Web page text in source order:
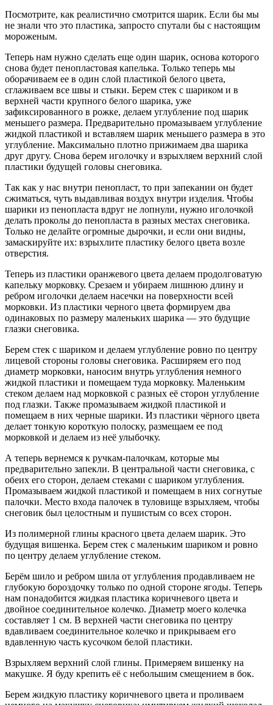
Посмотрите, как реалистично смотрится шарик. Если бы мы
не знали что это пластика, запросто спутали бы с настоящим
мороженым.
Теперь нам нужно сделать еще один шарик, основа которого
снова будет пенопластовая капелька. Только теперь мы
оборачиваем ее в один слой пластикой белого цвета,
сглаживаем все швы и стыки. Берем стек с шариком и в
верхней части крупного белого шарика, уже
зафиксированного в рожке, делаем углубление под шарик
меньшего размера. Предварительно промазываем углубление
жидкой пластикой и вставляем шарик меньшего размера в это
углубление. Максимально плотно прижимаем два шарика
друг другу. Снова берем иголочку и взрыхляем верхний слой
пластики будущей головы снеговика.
Так как у нас внутри пенопласт, то при запекании он будет
сжиматься, чуть выдавливая воздух внутри изделия. Чтобы
шарики из пенопласта вдруг не лопнули, нужно иголочкой
делать проколы до пенопласта в разных местах снеговика.
Только не делайте огромные дырочки, и если они видны,
замаскируйте их: взрыхлите пластику белого цвета возле
отверстия.
Теперь из пластики оранжевого цвета делаем продолговатую
капельку морковку. Срезаем и убираем лишнюю длину и
ребром иголочки делаем насечки на поверхности всей
морковки. Из пластики черного цвета формируем два
одинаковых по размеру маленьких шарика — это будущие
глазки снеговика.
Берем стек с шариком и делаем углубление ровно по центру
лицевой стороны головы снеговика. Расширяем его под
диаметр морковки, наносим внутрь углубления немного
жидкой пластики и помещаем туда морковку. Маленьким
стеком делаем над морковкой с разных её сторон углубление
под глазки. Также промазываем жидкой пластикой и
помещаем в них черные шарики. Из пластики чёрного цвета
делает тонкую короткую полоску, размещаем ее под
морковкой и делаем из неё улыбочку.
А теперь вернемся к ручкам-палочкам, которые мы
предварительно запекли. В центральной части снеговика, с
обеих его сторон, делаем стеками с шариком углубления.
Промазываем жидкой пластикой и помещаем в них согнутые
палочки. Место входа палочек в туловище взрыхляем, чтобы
снеговик был целостным и пушистым со всех сторон.
Из полимерной глины красного цвета делаем шарик. Это
будущая вишенка. Берем стек с маленьким шариком и ровно
по центру делаем углубление стеком.
Берём шило и ребром шила от углубления продавливаем не
глубокую бороздочку только по одной стороне ягоды. Теперь
нам понадобится жидкая пластика коричневого цвета и
двойное соединительное колечко. Диаметр моего колечка
составляет 1 см. В верхней части снеговика по центру
вдавливаем соединительное колечко и прикрываем его
вдавленную часть кусочком белой пластики.
Взрыхляем верхний слой глины. Примеряем вишенку на
макушке. Я буду крепить её с небольшим смещением в бок.
Берем жидкую пластику коричневого цвета и проливаем